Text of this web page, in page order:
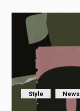
Style News